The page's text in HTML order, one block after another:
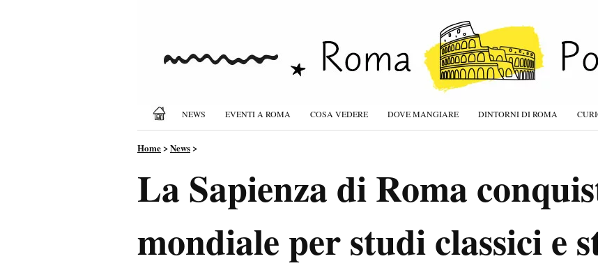
NEWS EVENTI A ROMA COSA VEDERE DOVE MANGIARE DINTORNI DI ROMA
Home>News>
La Sapienza di Roma
mondiale per studi classici e